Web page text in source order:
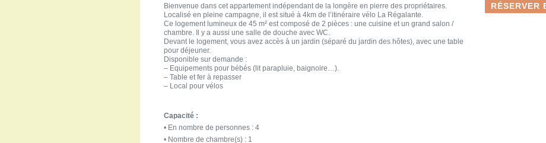
Bienvenue dans cet appartement indépendant de la longère en pierre des propriétaires.
Localisé en pleine campagne, il est situé à 4km de l’itinéraire vélo La Régalante.
Ce logement lumineux de 45 m² est composé de 2 pièces : une cuisine et un grand salon /
chambre. Il y a aussi une salle de douche avec WC.
Devant le logement, vous avez accès à un jardin (séparé du jardin des hôtes), avec une table
pour déjeuner.
Disponible sur demande :
– Equipements pour bébés (lit parapluie, baignoire…).
– Table et fer à repasser
– Local pour vélos
Capacité :
• En nombre de personnes : 4
• Nombre de chambre(s) : 1
RÉSERVER